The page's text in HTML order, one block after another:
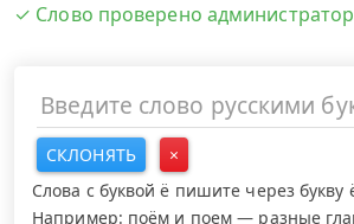
✓ Слово проверено
СКЛОНЯТЬ
×
Слова с буквой ё пишите через букву
Например: поём и поем — разные